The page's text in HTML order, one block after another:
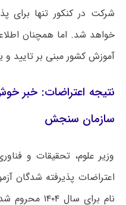
خواهد شد. اما همچنان
آموزش کشور مبنی بر تایید و
نتیجه اعتراضات: خبر
سازمان سنجش
وزیر علوم، تحقیقات و
نام برای سال